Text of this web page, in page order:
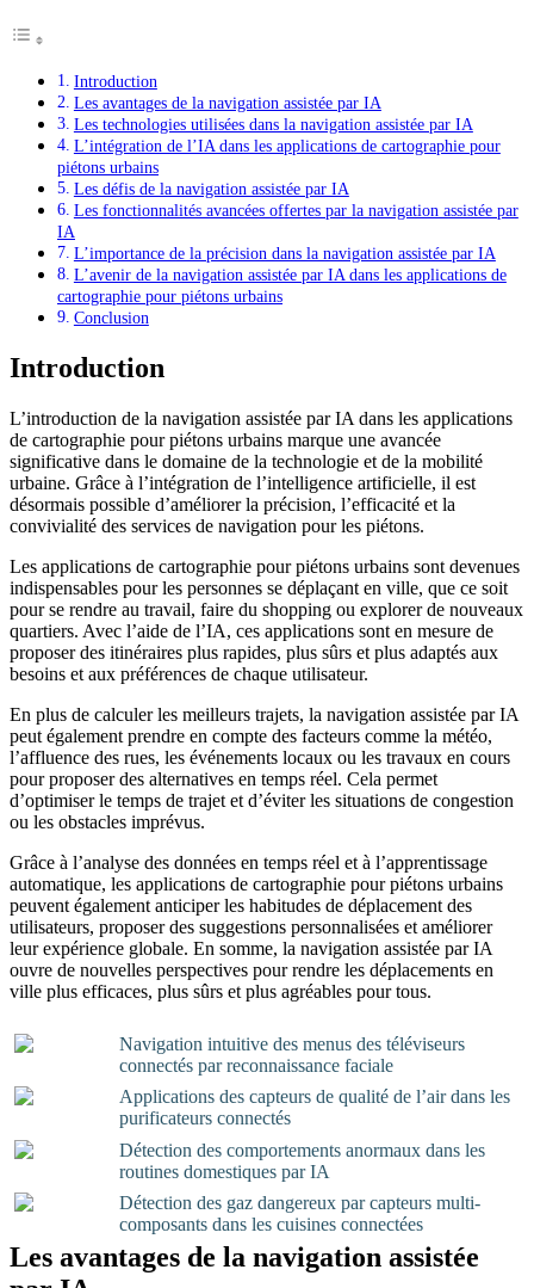
Introduction
Les avantages de la navigation assistée par IA
Les technologies utilisées dans la navigation assistée par IA
L’intégration de l’IA dans les applications de cartographie pour
piétons urbains
Les défis de la navigation assistée par IA
Les fonctionnalités avancées offertes par la navigation assistée par
IA
L’importance de la précision dans la navigation assistée par IA
L’avenir de la navigation assistée par IA dans les applications de
cartographie pour piétons urbains
Conclusion
Introduction
L’introduction de la navigation assistée par IA dans les applications
de cartographie pour piétons urbains marque une avancée
significative dans le domaine de la technologie et de la mobilité
urbaine. Grâce à l’intégration de l’intelligence artificielle, il est
désormais possible d’améliorer la précision, l’efficacité et la
convivialité des services de navigation pour les piétons.
Les applications de cartographie pour piétons urbains sont devenues
indispensables pour les personnes se déplaçant en ville, que ce soit
pour se rendre au travail, faire du shopping ou explorer de nouveaux
quartiers. Avec l’aide de l’IA, ces applications sont en mesure de
proposer des itinéraires plus rapides, plus sûrs et plus adaptés aux
besoins et aux préférences de chaque utilisateur.
En plus de calculer les meilleurs trajets, la navigation assistée par IA
peut également prendre en compte des facteurs comme la météo,
l’affluence des rues, les événements locaux ou les travaux en cours
pour proposer des alternatives en temps réel. Cela permet
d’optimiser le temps de trajet et d’éviter les situations de congestion
ou les obstacles imprévus.
Grâce à l’analyse des données en temps réel et à l’apprentissage
automatique, les applications de cartographie pour piétons urbains
peuvent également anticiper les habitudes de déplacement des
utilisateurs, proposer des suggestions personnalisées et améliorer
leur expérience globale. En somme, la navigation assistée par IA
ouvre de nouvelles perspectives pour rendre les déplacements en
ville plus efficaces, plus sûrs et plus agréables pour tous.
Navigation intuitive des menus des téléviseurs
connectés par reconnaissance faciale
Applications des capteurs de qualité de l’air dans les
purificateurs connectés
Détection des comportements anormaux dans les
routines domestiques par IA
Détection des gaz dangereux par capteurs multi-
composants dans les cuisines connectées
Les avantages de la navigation assistée